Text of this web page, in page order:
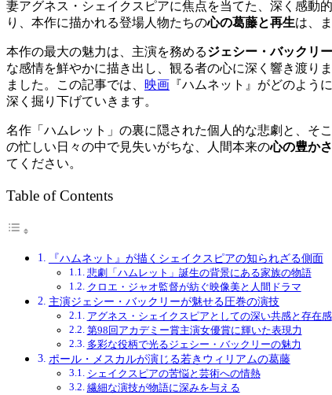
妻アグネス・シェイクスピアに焦点を当てた、深く感動
り、本作に描かれる登場人物たちの心の葛藤と再生は、
本作の最大の魅力は、主演を務めるジェシー・バックリー
な感情を鮮やかに描き出し、観る者の心に深く響き渡りま
ました。この記事では、 映画 『ハムネット』がどのよう
深く掘り下げていきます。
名作「ハムレット」の裏に隠された個人的な悲劇と、そ
の忙しい日々の中で見失いがちな、人間本来の心の豊か
てください。
Table of Contents
『ハムネット』が描くシェイクスピアの知られざる側面
悲劇「ハムレット」誕生の背景にある家族の物語
クロエ・ジャオ監督が紡ぐ映像美と人間ドラマ
主演ジェシー・バックリーが魅せる圧巻の演技
アグネス・シェイクスピアとしての深い共感と存在感
第98回アカデミー賞主演女優賞に輝いた表現力
多彩な役柄で光るジェシー・バックリーの魅力
ポール・メスカルが演じる若きウィリアムの葛藤
シェイクスピアの苦悩と芸術への情熱
繊細な演技が物語に深みを与える